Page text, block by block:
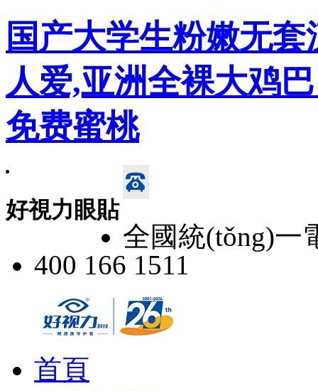
国产大学生粉嫩无
人爱,亚洲全裸大鸡
免费蜜桃
好視力眼貼
全國統(tǒng)一
400 166 1511
首頁